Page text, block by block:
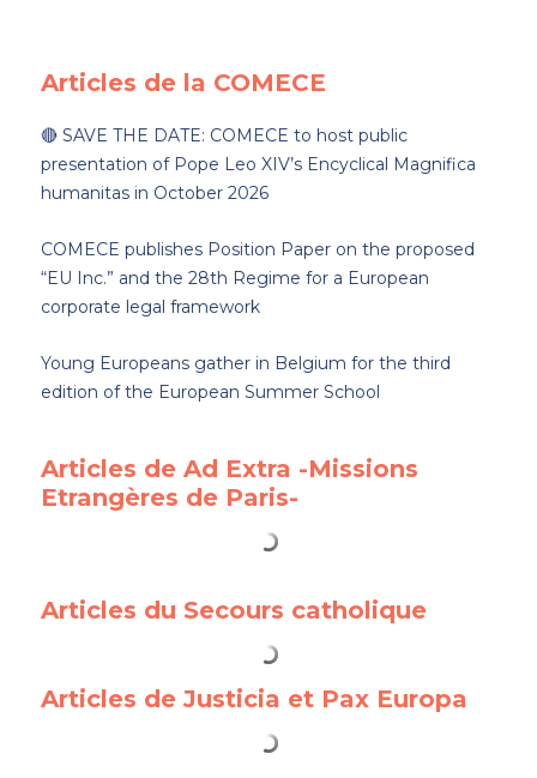
Articles de la COMECE
🔴 SAVE THE DATE: COMECE to host public
presentation of Pope Leo XIV’s Encyclical Magnifica
humanitas in October 2026
COMECE publishes Position Paper on the proposed
“EU Inc.” and the 28th Regime for a European
corporate legal framework
Young Europeans gather in Belgium for the third
edition of the European Summer School
Articles de Ad Extra -Missions
Etrangères de Paris-
Articles du Secours catholique
Articles de Justicia et Pax Europa